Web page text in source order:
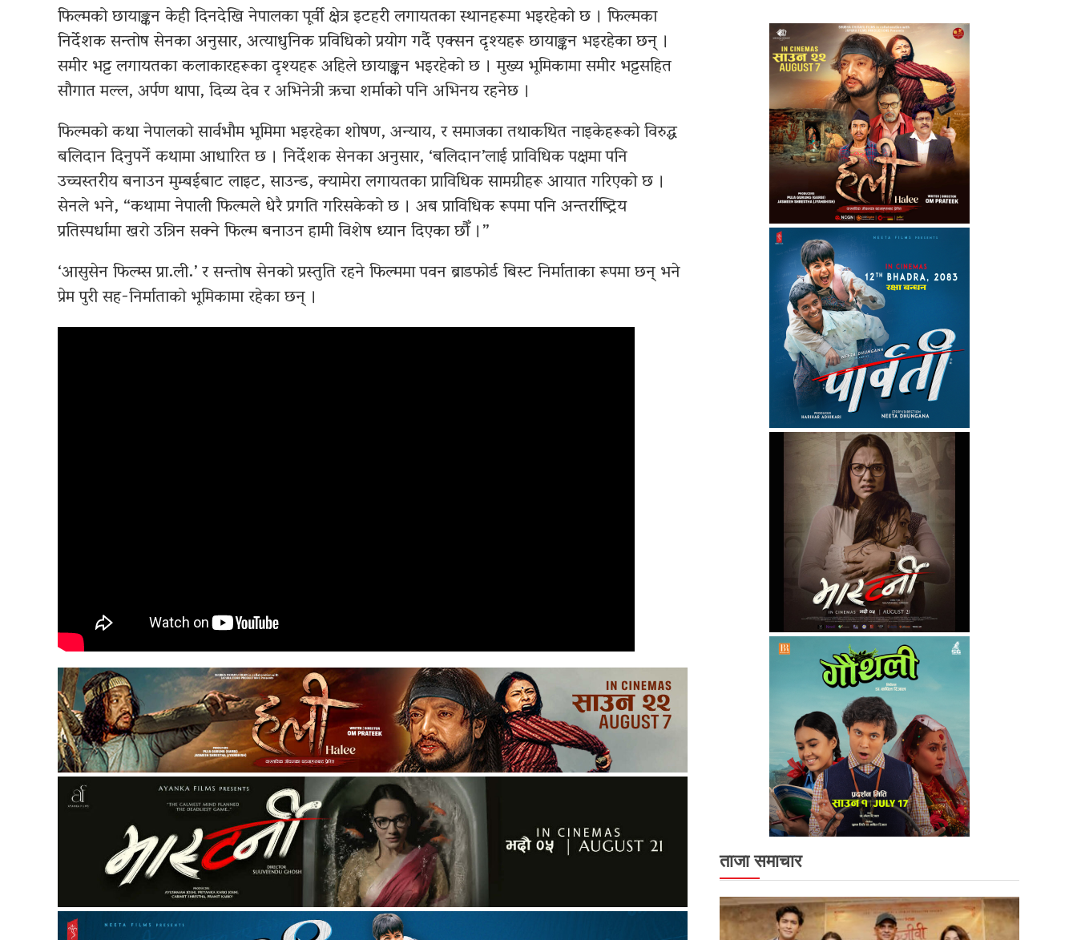
फिल्मको छायाङ्कन केही दिनदेखि नेपालका पूर्वी क्षेत्र इटहरी लगायतका स्थानहरूमा भइरहेको छ । फिल्मका
निर्देशक सन्तोष सेनका अनुसार, अत्याधुनिक प्रविधिको प्रयोग गर्दै एक्सन दृश्यहरू छायाङ्कन भइरहेका छन् ।
समीर भट्ट लगायतका कलाकारहरूका दृश्यहरू अहिले छायाङ्कन भइरहेको छ । मुख्य भूमिकामा समीर भट्टसहित
सौगात मल्ल, अर्पण थापा, दिव्य देव र अभिनेत्री ऋचा शर्माको पनि अभिनय रहनेछ ।
फिल्मको कथा नेपालको सार्वभौम भूमिमा भइरहेका शोषण, अन्याय, र समाजका तथाकथित नाइकेहरूको विरुद्ध
बलिदान दिनुपर्ने कथामा आधारित छ । निर्देशक सेनका अनुसार, ‘बलिदान’लाई प्राविधिक पक्षमा पनि
उच्चस्तरीय बनाउन मुम्बईबाट लाइट, साउन्ड, क्यामेरा लगायतका प्राविधिक सामग्रीहरू आयात गरिएको छ ।
सेनले भने, “कथामा नेपाली फिल्मले धेरै प्रगति गरिसकेको छ । अब प्राविधिक रूपमा पनि अन्तर्राष्ट्रिय
प्रतिस्पर्धामा खरो उत्रिन सक्ने फिल्म बनाउन हामी विशेष ध्यान दिएका छौँ ।”
‘आसुसेन फिल्म्स प्रा.ली.’ र सन्तोष सेनको प्रस्तुति रहने फिल्ममा पवन ब्राडफोर्ड बिस्ट निर्माताका रूपमा छन् भने
प्रेम पुरी सह-निर्माताको भूमिकामा रहेका छन् ।
ताजा समाचार